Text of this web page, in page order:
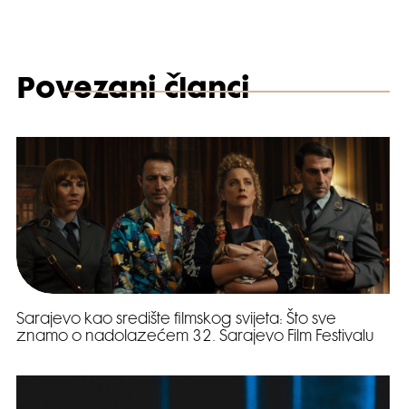
Povezani članci
Sarajevo kao središte filmskog svijeta: Što sve
znamo o nadolazećem 32. Sarajevo Film Festivalu